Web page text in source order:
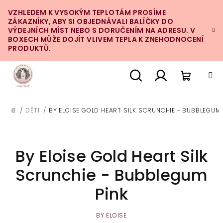
na
obsah
VZHLEDEM K VYSOKÝM TEPLOTÁM PROSÍME
ZÁKAZNÍKY, ABY SI OBJEDNÁVALI BALÍČKY DO
VÝDEJNÍCH MÍST NEBO S DORUČENÍM NA ADRESU. V
BOXECH MŮŽE DOJÍT VLIVEM TEPLA K ZNEHODNOCENÍ
PRODUKTŮ.
DOMŮ
/ DĚTI / BY ELOISE GOLD HEART SILK SCRUNCHIE - BUBBLEGUM
By Eloise Gold Heart Silk
Scrunchie - Bubblegum
Pink
BY ELOISE